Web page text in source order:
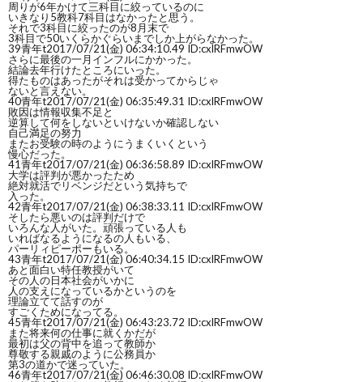
周りが6年かけて三科目に絞っているのに
いきなり5教科7科目はなかったと思う。
それで3科目に絞ったのが8月末で
3科目で50いくらかぐらいまでしか上がらなかった。
39青年t2017/07/21(金) 06:34:10.49 ID:cxlRFmwOW
さらに最後の一月インフルにかかった。
結論去年行けたところにいった。
得たものはあったがそれは受かってからじゃ
ないと言えない。
40青年t2017/07/21(金) 06:35:49.31 ID:cxlRFmwOW
敗因は情報収集不足と
逆算して何をしないといけないか確認しない
自己満足の努力
またお受験の時のようにうまくいくという
慢心だった。
41青年t2017/07/21(金) 06:36:58.89 ID:cxlRFmwOW
大学は評判が悪かったため
絶対就活でリベンジだという気持ちで
入った。
42青年t2017/07/21(金) 06:38:33.11 ID:cxlRFmwOW
そしたら悪いのは評判だけで
いろんな人がいた。頑張っている人も
いればなるようになるの人もいる、
パーリィピーポーもいる。
43青年t2017/07/21(金) 06:40:34.15 ID:cxlRFmwOW
あと面白い特任教授がいて
その人の日本社会がいかに
人の支えになっているかというのを
理論立てて話すのが
すごくためになってる。
45青年t2017/07/21(金) 06:43:23.72 ID:cxlRFmwOW
また将来何の仕事に就くかだが
最初は父の背中を追って教師か
尊敬する親戚のように公務員か
第3の道かで迷っていた。
46青年t2017/07/21(金) 06:46:30.08 ID:cxlRFmwOW